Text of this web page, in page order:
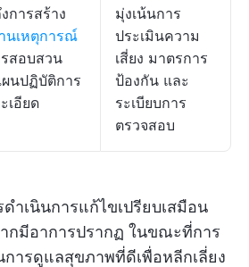
การสร้าง
นเหตุการณ์
สอบสวน
นปฏิบัติการ
เอียด
มุ่งเน้นการ
ประเมินความ
เสี่ยง มาตรการ
ป้องกัน และ
ระเบียบการ
ตรวจสอบ
ำเนินการแก้ไขเปรียบเสมือน
กมีอาการปรากฏ ในขณะที่การ
การดูแลสุขภาพที่ดีเพื่อหลีกเลี่ยง